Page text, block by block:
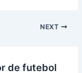
NEXT
de futebol